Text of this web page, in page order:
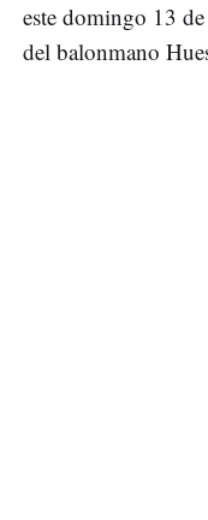
este domingo 13
del balonmano